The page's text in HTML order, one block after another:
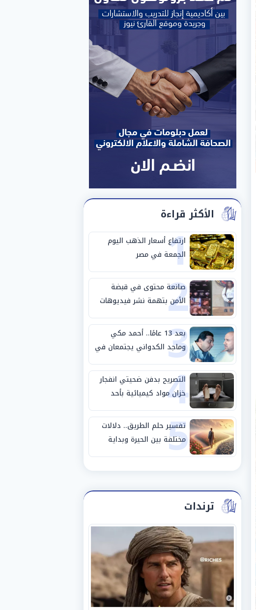
الأكثر قراءة
1
ارتفاع أسعار الذهب اليوم
الجمعة في مصر
2
صانعة محتوى في قبضة
الأمن بتهمة نشر فيديوهات
خادشة للحياء
3 بعد 13 عامًا.. أحمد مكي
وماجد الكدواني يجتمعان في
«فرصة سعيدة»
4
التصريح بدفن ضحيتي انفجار
خزان مواد كيميائية بأحد
مصانع الفيوم
5
تفسير حلم الطريق.. دلالات
مختلفة بين الحيرة وبداية
مرحلة جديدة
ترندات